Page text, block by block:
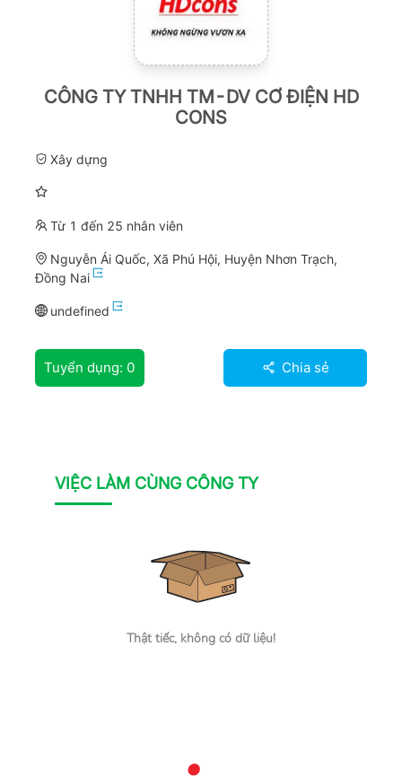
CÔNG TY TNHH TM-DV CƠ ĐIỆN HD
CONS
Xây dựng
Từ 1 đến 25 nhân viên
Nguyễn Ái Quốc, Xã Phú Hội, Huyện Nhơn Trạch,
Đồng Nai
undefined
Tuyển dụng: 0 Chia sẻ
VIỆC LÀM CÙNG CÔNG TY
Thật tiếc, không có dữ liệu!